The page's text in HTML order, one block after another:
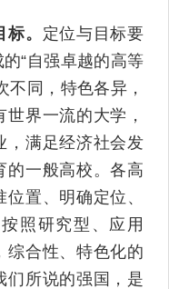
。 定位与目标要
“自强卓越的高等
不同，特色各异，
界一流的大学，
，满足经济社会发
的一般高校。各高
置、明确定位、
照研究型、应用
综合性、特色化的
们所说的强国，是